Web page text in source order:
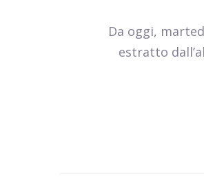
Da oggi,
estratto